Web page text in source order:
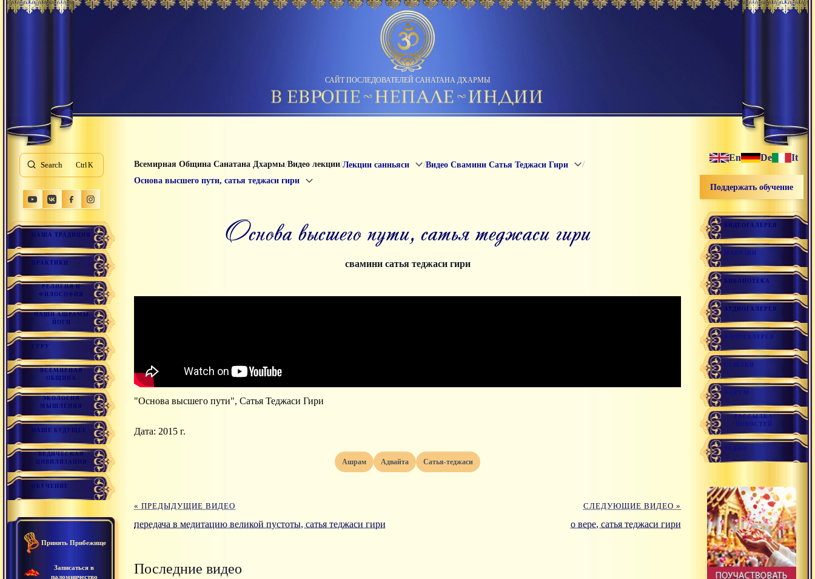
САЙТ ПОСЛЕДОВАТЕЛЕЙ САНАТАНА ДХАРМЫ
Search K
НАША ТРАДИЦИЯ
ПРАКТИКИ
РЕЛИГИЯ И
ФИЛОСОФИЯ
НАШИ АШРАМЫ
ЙОГИ
ГУРУ
ВСЕМИРНАЯ
ОБЩИНА
ЭКОЛОГИЯ
МЫШЛЕНИЯ
НАШЕ БУДУЩЕЕ
ВЕДИЧЕСКАЯ
ЦИВИЛИЗАЦИЯ
ОБУЧЕНИЕ
Принять Прибежище
Записаться в
паломничество
Всемирная Община Санатана Дхармы/Видео лекции/Лекции санньяси /Видео Свамини Сатья Теджаси Гири /
Основа высшего пути, сатья теджаси гири
основа высшего пути, сатья теджаси гири
свамини сатья теджаси гири
"Основа высшего пути", Сатья Теджаси Гири
Дата: 2015 г.
ашрам адвайта сатья-теджаси
« ПРЕДЫДУЩИЕ ВИДЕО
передача в медитацию великой пустоты, сатья теджаси гири
СЛЕДУЮЩИЕ ВИДЕО »
о вере, сатья теджаси гири
Последние видео
En De It
Поддержать обучение
ВИДЕОГАЛЕРЕЯ
МАГАЗИН
БИБЛИОТЕКА
АУДИОГАЛЕРЕЯ
ФОТОГАЛЕРЕЯ
ССЫЛКИ
ФОРУМ
РАССЫЛКА
НОВОСТЕЙ
РАДИО